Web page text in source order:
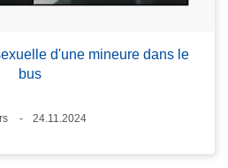
d'une mineure dans le
bus
24.11.2024